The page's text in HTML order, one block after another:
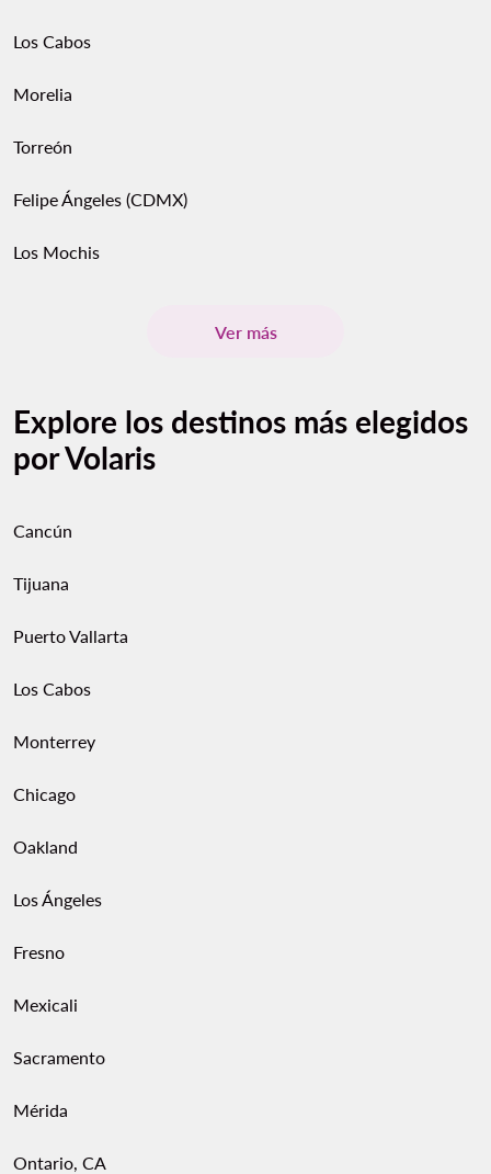
Los Cabos
Morelia
Torreón
Felipe Ángeles (CDMX)
Los Mochis
Ver más
Explore los destinos más elegidos
por Volaris
Cancún
Tijuana
Puerto Vallarta
Los Cabos
Monterrey
Chicago
Oakland
Los Ángeles
Fresno
Mexicali
Sacramento
Mérida
Ontario, CA